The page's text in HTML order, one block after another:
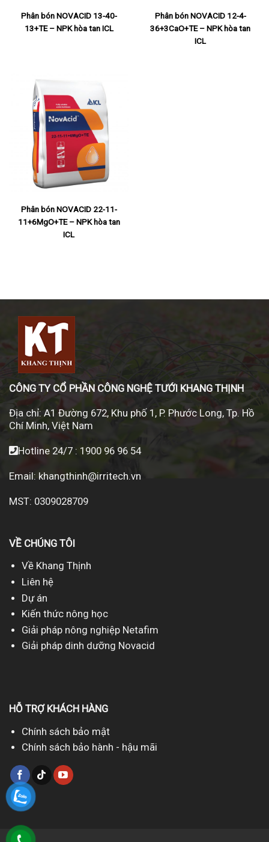
Phân bón NOVACID 13-40-
13+TE – NPK hòa tan ICL
Phân bón NOVACID 12-4-
36+3CaO+TE – NPK hòa tan
ICL
Phân bón NOVACID 22-11-
11+6MgO+TE – NPK hòa tan
ICL
CÔNG TY CỔ PHẦN CÔNG NGHỆ TƯỚI KHANG THỊNH
Địa chỉ: A1 Đường 672, Khu phố 1, P. Phước Long, Tp. Hồ
Chí Minh, Việt Nam
Hotline 24/7 : 1900 96 96 54
Email: khangthinh@irritech.vn
MST: 0309028709
VỀ CHÚNG TÔI
Về Khang Thịnh
Liên hệ
Dự án
Kiến thức nông học
Giải pháp nông nghiệp Netafim
Giải pháp dinh dưỡng Novacid
HỖ TRỢ KHÁCH HÀNG
Chính sách bảo mật
Chính sách bảo hành - hậu mãi